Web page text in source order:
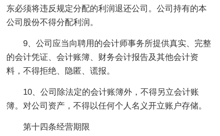
东必须将违反规定分配的利润退还公司。公司持有的本
公司股份不得分配利润。
9、公司应当向聘用的会计师事务所提供真实、完整
的会计凭证、会计账簿、财务会计报告及其他会计资
料，不得拒绝、隐匿、谎报。
10、公司除法定的会计账簿外，不得另立会计账
簿。对公司资产，不得以任何个人名义开立账户存储。
第十四条经营期限